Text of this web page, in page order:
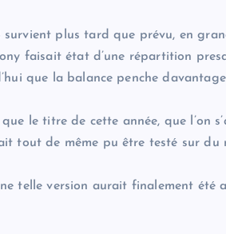
survient plus tard que prévu, en
faisait état d’une répartition
que la balance penche
le titre de cette année, que l’on
tout de même pu être testé sur du
telle version aurait finalement